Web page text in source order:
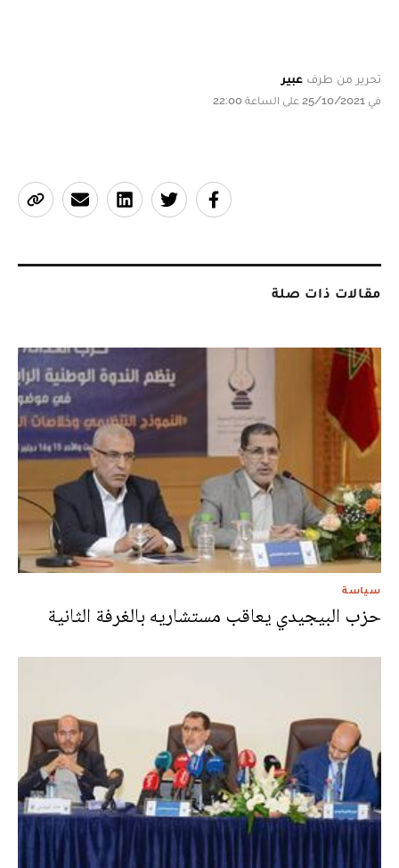
تحرير من طرف عبير
في 25/10/2021 على الساعة 22:00
مقالات ذات صلة
سياسة
حزب البيجيدي يعاقب مستشاريه بالغرفة الثانية